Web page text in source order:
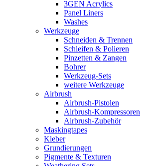
3GEN Acrylics
Panel Liners
Washes
Werkzeuge
Schneiden & Trennen
Schleifen & Polieren
Pinzetten & Zangen
Bohrer
Werkzeug-Sets
weitere Werkzeuge
Airbrush
Airbrush-Pistolen
Airbrush-Kompressoren
Airbrush-Zubehör
Maskingtapes
Kleber
Grundierungen
Pigmente & Texturen